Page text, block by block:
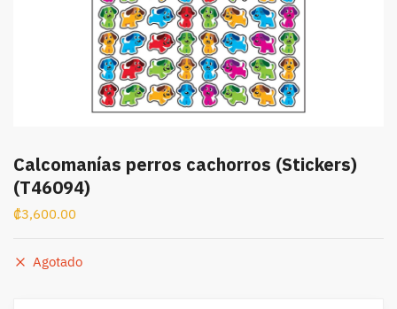
Calcomanías perros cachorros (Stickers)
(T46094)
₡3,600.00
Agotado